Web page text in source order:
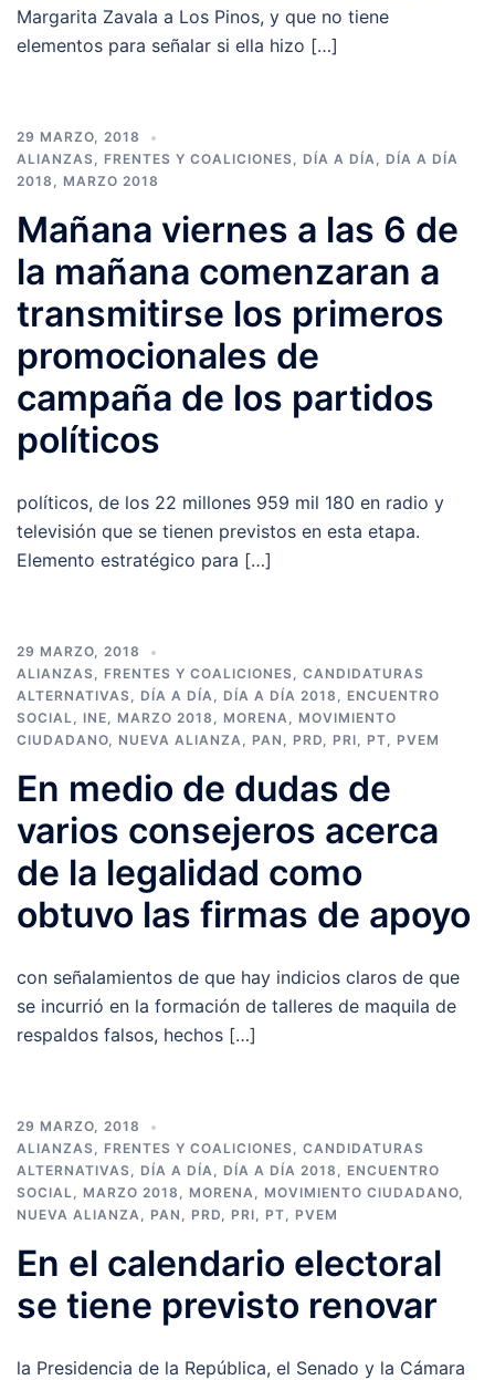
Margarita Zavala a Los Pinos, y que no tiene
elementos para señalar si ella hizo […]
29 MARZO, 2018
ALIANZAS, FRENTES Y COALICIONES, DÍA A DÍA, DÍA A DÍA
2018 , MARZO 2018
Mañana viernes a las 6 de
la mañana comenzaran a
transmitirse los primeros
promocionales de
campaña de los partidos
políticos
políticos, de los 22 millones 959 mil 180 en radio y
televisión que se tienen previstos en esta etapa.
Elemento estratégico para […]
29 MARZO, 2018
ALIANZAS, FRENTES Y COALICIONES, CANDIDATURAS
ALTERNATIVAS, DÍA A DÍA, DÍA A DÍA 2018 , ENCUENTRO
SOCIAL, INE, MARZO 2018 , MORENA, MOVIMIENTO
CIUDADANO, NUEVA ALIANZA, PAN , PRD, PRI, PT, PVEM
En medio de dudas de
varios consejeros acerca
de la legalidad como
obtuvo las firmas de apoyo
con señalamientos de que hay indicios claros de que
se incurrió en la formación de talleres de maquila de
respaldos falsos, hechos […]
29 MARZO, 2018
ALIANZAS, FRENTES Y COALICIONES, CANDIDATURAS
ALTERNATIVAS, DÍA A DÍA, DÍA A DÍA 2018 , ENCUENTRO
SOCIAL, MARZO 2018 , MORENA, MOVIMIENTO CIUDADANO,
NUEVA ALIANZA, PAN , PRD, PRI, PT, PVEM
En el calendario electoral
se tiene previsto renovar
la Presidencia de la República, el Senado y la Cámara